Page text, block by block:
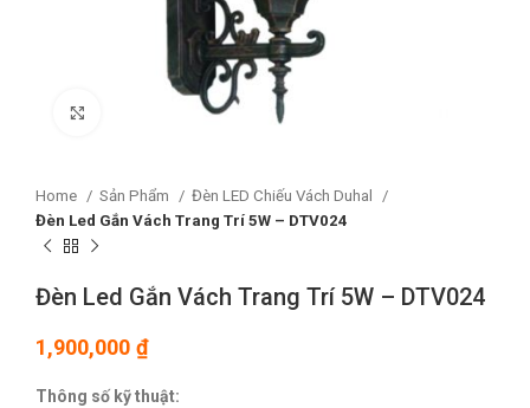
Click to enlarge
Home Sản Phẩm
Đèn LED Chiếu Vách Duhal
Đèn Led Gắn Vách Trang Trí 5W – DTV024
Đèn Led Gắn Vách Trang Trí 5W – DTV024
1,900,000 ₫
Thông số kỹ thuật: